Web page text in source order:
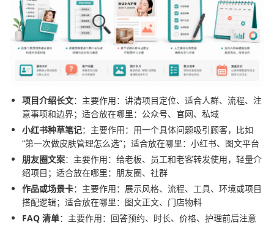
项目介绍长文：主要作用：讲清项目定位、适合人群、流程、注
意事项和边界；适合放在哪里：公众号、官网、私域
小红书种草笔记：主要作用：用一个具体问题吸引顾客，比如
“第一次做皮肤管理怎么选”；适合放在哪里：小红书、图文平台
朋友圈文案：主要作用：给老板、员工和老客转发使用，轻量介
绍项目；适合放在哪里：朋友圈、社群
作品或场景卡：主要作用：展示风格、流程、工具、环境或项目
搭配逻辑；适合放在哪里：图文正文、门店物料
FAQ 清单：主要作用：回答预约、时长、价格、护理前后注意